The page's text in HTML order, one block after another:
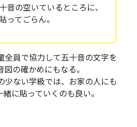
音の空いているところに、
ってごらん。
全員で協力して五十音の文字を
の確かめにもなる。
少ない学級では、お家の人にも
に貼っていくのも良い。